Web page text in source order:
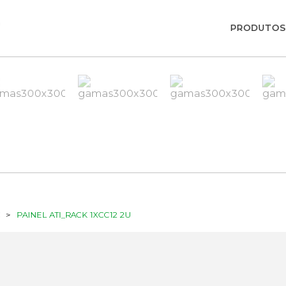
PRODUTOS
> PAINEL ATI_RACK 1XCC12 2U